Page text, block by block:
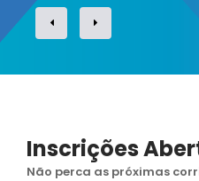
Inscrições
Não perca as próximas